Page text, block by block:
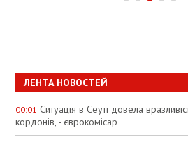
ЛЕНТА НОВОСТЕЙ
00:01 Ситуація в Сеуті довела
кордонів, - єврокомісар